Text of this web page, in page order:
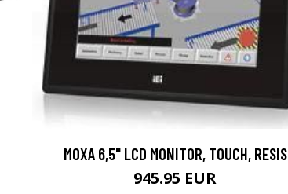
MOXA 6,5" LCD MONITOR, TOUCH, RESIS
945.95 EUR